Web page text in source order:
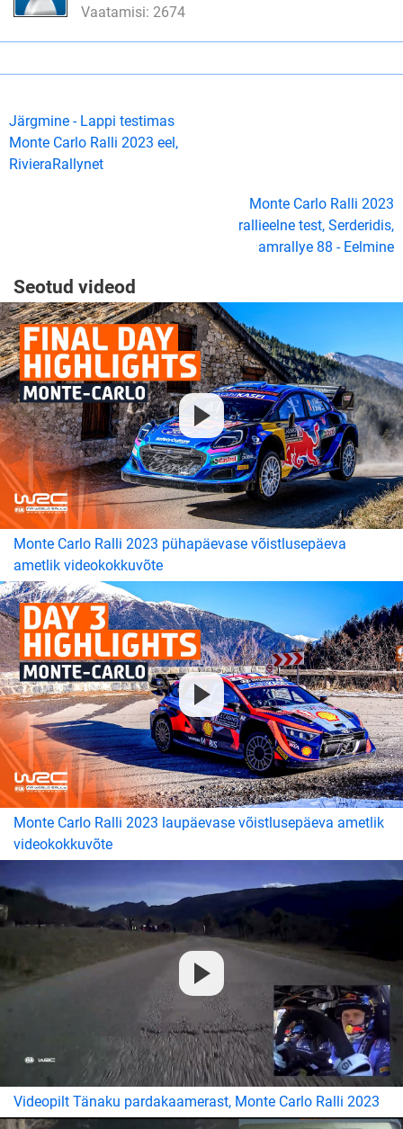
Vaatamisi: 2674
Järgmine - Lappi testimas
Monte Carlo Ralli 2023 eel,
RivieraRallynet
Monte Carlo Ralli 2023
rallieelne test, Serderidis,
amrallye 88 - Eelmine
Seotud videod
Monte Carlo Ralli 2023 pühapäevase võistlusepäeva
ametlik videokokkuvõte
Monte Carlo Ralli 2023 laupäevase võistlusepäeva ametlik
videokokkuvõte
Videopilt Tänaku pardakaamerast, Monte Carlo Ralli 2023